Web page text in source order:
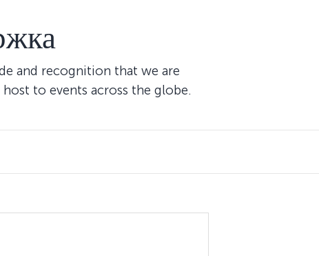
and recognition that we are
to events across the globe.